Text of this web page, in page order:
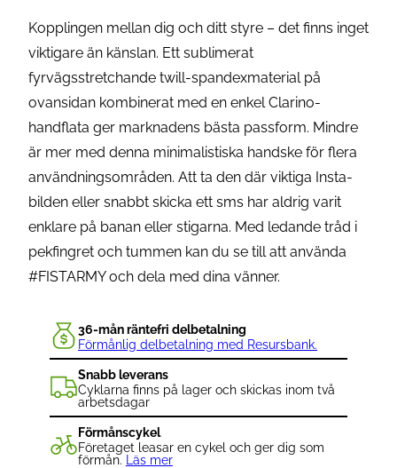
Kopplingen mellan dig och ditt styre – det finns inget
viktigare än känslan. Ett sublimerat
fyrvägsstretchande twill-spandexmaterial på
ovansidan kombinerat med en enkel Clarino-
handflata ger marknadens bästa passform. Mindre
är mer med denna minimalistiska handske för flera
användningsområden. Att ta den där viktiga Insta-
bilden eller snabbt skicka ett sms har aldrig varit
enklare på banan eller stigarna. Med ledande tråd i
pekfingret och tummen kan du se till att använda
#FISTARMY och dela med dina vänner.
36-mån räntefri delbetalning
Förmånlig delbetalning med Resursbank.
Snabb leverans
Cyklarna finns på lager och skickas inom två
arbetsdagar
Förmånscykel
Företaget leasar en cykel och ger dig som
förmån.
Läs mer